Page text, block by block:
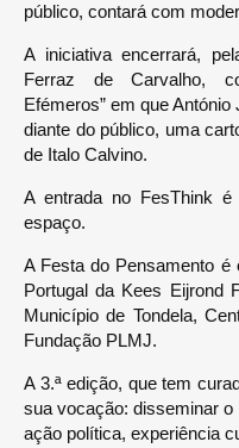
público, contará com
A iniciativa encerrará,
Ferraz de Carvalho,
Efémeros” em que
diante do público, uma
de Italo Calvino.
A entrada no FesThink
espaço.
A Festa do Pensamento é
Portugal da Kees Eijrond
Município de Tondela,
Fundação PLMJ.
A 3.ª edição, que tem
sua vocação: disseminar
ação política, experiência